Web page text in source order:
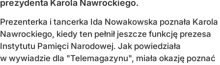
prezydenta Karola Nawrockiego.
Prezenterka i tancerka Ida Nowakowska poznała Karola
Nawrockiego, kiedy ten pełnił jeszcze funkcję prezesa
Instytutu Pamięci Narodowej. Jak powiedziała
w wywiadzie dla "Telemagazynu", miała okazję poznać